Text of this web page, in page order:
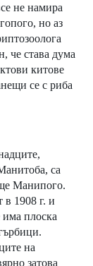
не намира
но аз
че става дума
китове
се с риба
са
Манипого.
в 1908 г. и
има плоска
на
затова